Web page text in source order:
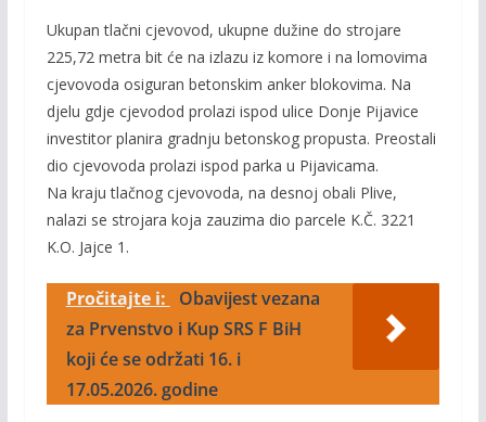
Ukupan tlačni cjevovod, ukupne dužine do strojare
225,72 metra bit će na izlazu iz komore i na lomovima
cjevovoda osiguran betonskim anker blokovima. Na
djelu gdje cjevodod prolazi ispod ulice Donje Pijavice
investitor planira gradnju betonskog propusta. Preostali
dio cjevovoda prolazi ispod parka u Pijavicama.
Na kraju tlačnog cjevovoda, na desnoj obali Plive,
nalazi se strojara koja zauzima dio parcele K.Č. 3221
K.O. Jajce 1.
Pročitajte i:
Obavijest vezana
za Prvenstvo i Kup SRS F BiH
koji će se održati 16. i
17.05.2026. godine